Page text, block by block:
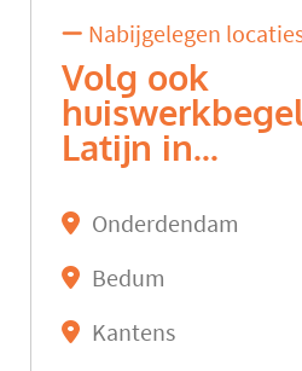
Nabijgelegen
Volg ook
Latijn in...
Onderdendam
Bedum
Kantens